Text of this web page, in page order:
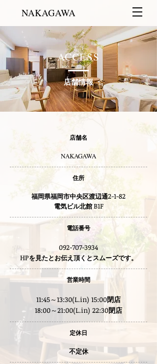
NAKAGAWA
ACCESS
店舗情報
店舗名
NAKAGAWA
住所
福岡県福岡市中央区渡辺通2-1-82
​電気ビル北館B1F
電話番号
092-707-3934
HPを見たとお伝え頂くとスムーズです。
営業時間
11:45～13:30(L.in) 15:00閉店
18:00～21:00(L.in) 22:30閉店
定休日
不定休